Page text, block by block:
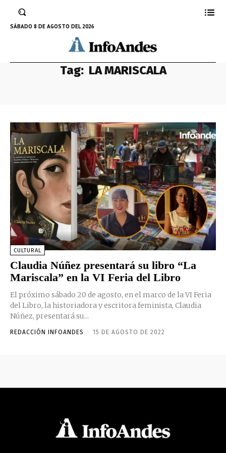
SÁBADO 8 DE AGOSTO DEL 2026
Tag: LA MARISCALA
CULTURAL
Claudia Núñez presentará su libro “La
Mariscala” en la VI Feria del Libro
El próximo sábado 20 de agosto, en el marco de la VI Feria
del Libro, la historiadora y escritora feminista, Claudia
Núñez, presentará su...
REDACCIÓN INFOANDES - 15 DE AGOSTO DE 2022